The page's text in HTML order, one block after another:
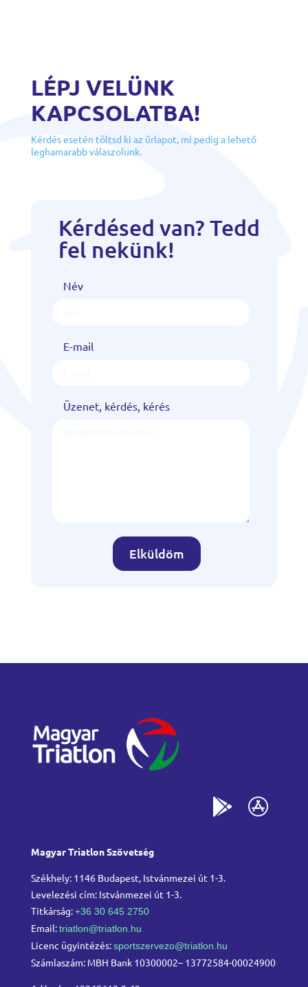
LÉPJ VELÜNK
KAPCSOLATBA!
Kérdés esetén töltsd ki az űrlapot, mi pedig a lehető
leghamarabb válaszolunk.
Kérdésed van? Tedd
fel nekünk!
Név
E-mail
Üzenet, kérdés, kérés
Elküldöm
Magyar Triatlon Szövetség
Székhely: 1146 Budapest, Istvánmezei út 1-3.
Levelezési cím: Istvánmezei út 1-3.
Titkárság:+36 30 645 2750
Email:triatlon@triatlon.hu
Licenc ügyintézés:sportszervezo@triatlon.hu
Számlaszám: MBH Bank 10300002– 13772584-00024900